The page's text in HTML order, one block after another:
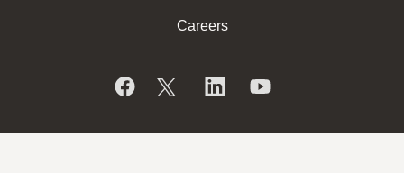
Careers